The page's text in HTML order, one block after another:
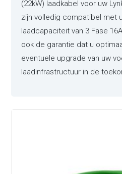
(22kW) laadkabel voor uw
zijn volledig compatibel met
laadcapaciteit van 3 Fase
ook de garantie dat u
eventuele upgrade van uw
laadinfrastructuur in de